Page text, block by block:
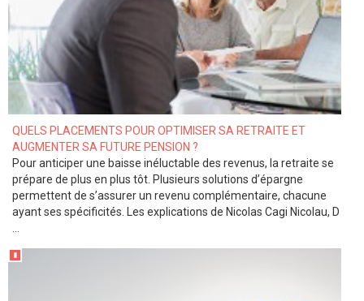
QUELS PLACEMENTS POUR OPTIMISER SA RETRAITE ET
AUGMENTER SA FUTURE PENSION ?
Pour anticiper une baisse inéluctable des revenus, la retraite se
prépare de plus en plus tôt. Plusieurs solutions d’épargne
permettent de s’assurer un revenu complémentaire, chacune
ayant ses spécificités. Les explications de Nicolas Cagi Nicolau, D